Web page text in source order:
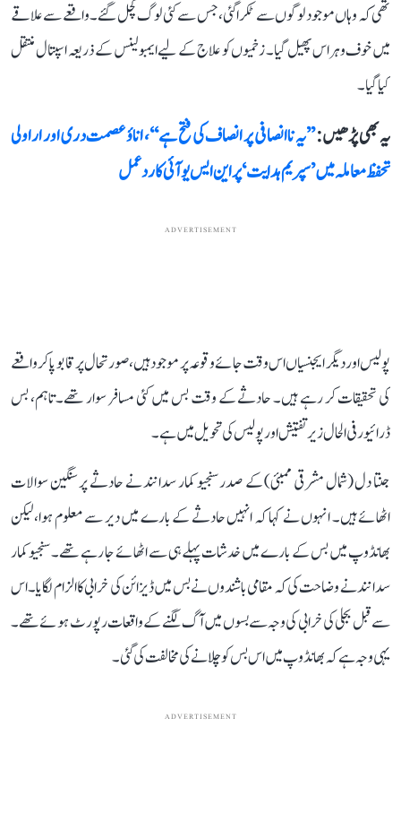
تھی کہ وہاں موجود لوگوں سے ٹکرا گئی، جس سے کئی لوگ کچل گئے۔ واقعے سے علاقے
میں خوف وہراس پھیل گیا۔ زخمیوں کو علاج کے لیے ایمبولینس کے ذریعہ اسپتال منتقل
کیا گیا۔
یہ بھی پڑھیں :’’یہ ناانصافی پر انصاف کی فتح ہے‘‘، اناؤ عصمت دری اور اراولی
تحفظ معاملہ میں ’سپریم ہدایت‘ پر این ایس یو آئی کا رد عمل
ADVERTISEMENT
پولیس اور دیگر ایجنسیاں اس وقت جائے وقوعہ پر موجود ہیں، صورتحال پر قابو پا کر واقعے
کی تحقیقات کر رہے ہیں۔ حادثے کے وقت بس میں کئی مسافر سوار تھے۔ تاہم، بس
ڈرائیور فی الحال زیر تفتیش اور پولیس کی تحویل میں ہے۔
جنتا دل (شمال مشرقی ممبئی) کے صدر سنجیو کمار سدانند نے حادثے پر سنگین سوالات
اٹھائے ہیں۔ انہوں نے کہا کہ انہیں حادثے کے بارے میں دیر سے معلوم ہوا، لیکن
بھانڈوپ میں بس کے بارے میں خدشات پہلے ہی سے اٹھائے جا رہے تھے۔ سنجیو کمار
سدانند نے وضاحت کی کہ مقامی باشندوں نے بس میں ڈیزائن کی خرابی کا الزام لگایا۔ اس
سے قبل بجلی کی خرابی کی وجہ سے بسوں میں آگ لگنے کے واقعات رپورٹ ہوئے تھے۔
یہی وجہ ہے کہ بھانڈوپ میں اس بس کو چلانے کی مخالفت کی گئی۔
ADVERTISEMENT